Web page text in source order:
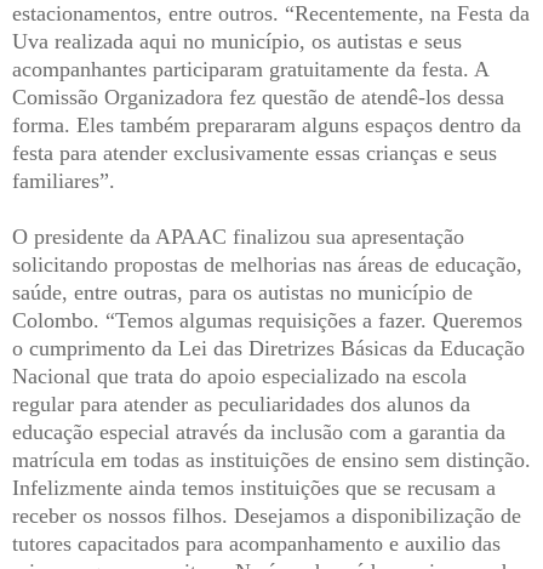
estacionamentos, entre outros. “Recentemente, na Festa da
Uva realizada aqui no município, os autistas e seus
acompanhantes participaram gratuitamente da festa. A
Comissão Organizadora fez questão de atendê-los dessa
forma. Eles também prepararam alguns espaços dentro da
festa para atender exclusivamente essas crianças e seus
familiares”.
O presidente da APAAC finalizou sua apresentação
solicitando propostas de melhorias nas áreas de educação,
saúde, entre outras, para os autistas no município de
Colombo. “Temos algumas requisições a fazer. Queremos
o cumprimento da Lei das Diretrizes Básicas da Educação
Nacional que trata do apoio especializado na escola
regular para atender as peculiaridades dos alunos da
educação especial através da inclusão com a garantia da
matrícula em todas as instituições de ensino sem distinção.
Infelizmente ainda temos instituições que se recusam a
receber os nossos filhos. Desejamos a disponibilização de
tutores capacitados para acompanhamento e auxilio das